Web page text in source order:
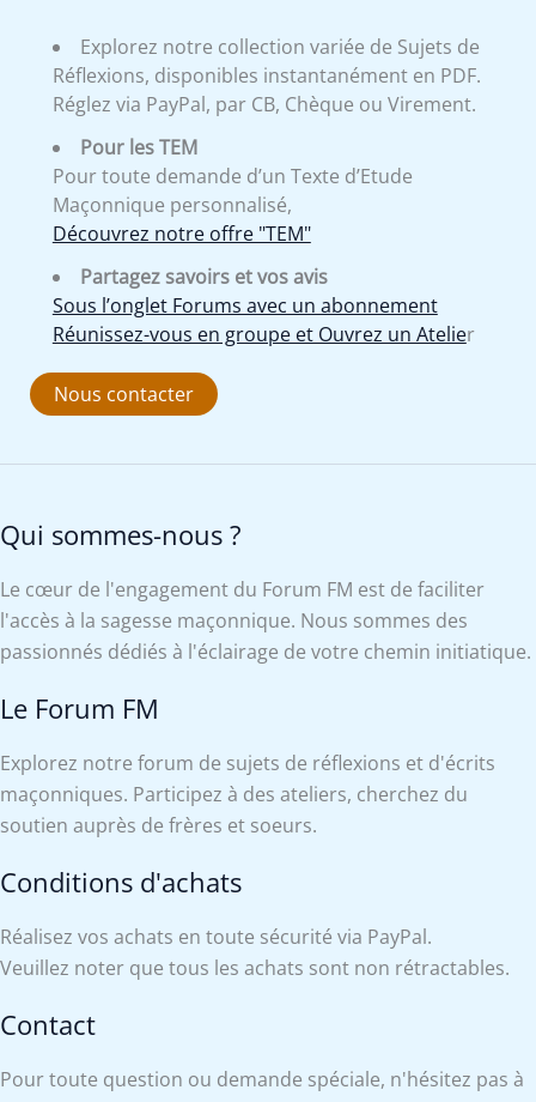
Explorez notre collection variée de Sujets de
Réflexions, disponibles instantanément en PDF.
Réglez via PayPal, par CB, Chèque ou Virement.
Pour les TEM
Pour toute demande d’un Texte d’Etude
Maçonnique personnalisé,
Découvrez notre offre "TEM"
Partagez savoirs et vos avis
Sous l’onglet Forums avec un abonnement
Réunissez-vous en groupe et Ouvrez un Atelier
Nous contacter
Qui sommes-nous ?
Le cœur de l'engagement du Forum FM est de faciliter
l'accès à la sagesse maçonnique. Nous sommes des
passionnés dédiés à l'éclairage de votre chemin initiatique.
Le Forum FM
Explorez notre forum de sujets de réflexions et d'écrits
maçonniques. Participez à des ateliers, cherchez du
soutien auprès de frères et soeurs.
Conditions d'achats
Réalisez vos achats en toute sécurité via PayPal.
Veuillez noter que tous les achats sont non rétractables.
Contact
Pour toute question ou demande spéciale, n'hésitez pas à